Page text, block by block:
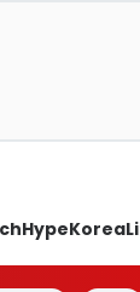
HypeKorea